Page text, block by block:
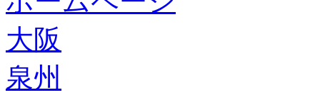
大阪
泉州